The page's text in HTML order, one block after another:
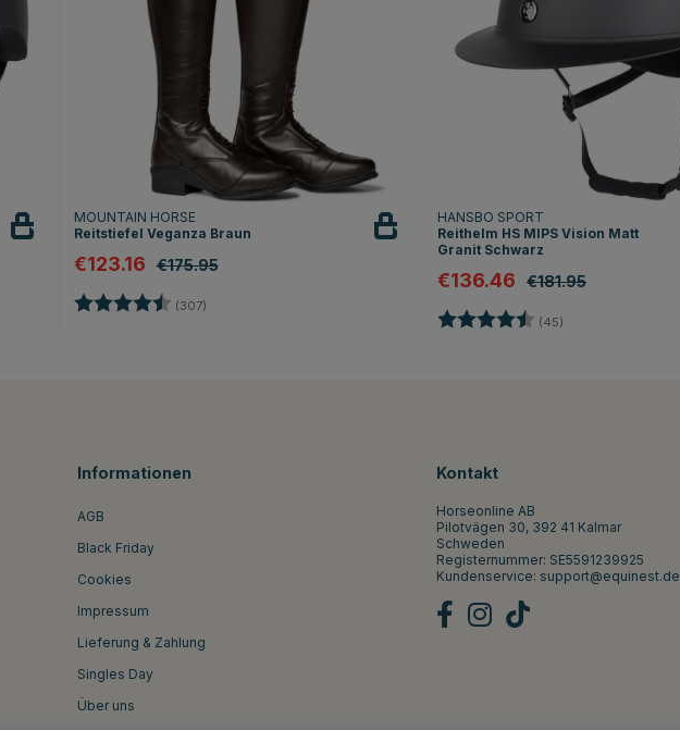
MOUNTAIN HORSE
Reitstiefel Veganza Braun
€123.16 €175.95
Bewertung: (307)
HANSBO SPORT
Reithelm HS MIPS Vision Matt
Granit Schwarz
€136.46 €181.95
Bewertung: (45)
Informationen
AGB
Black Friday
Cookies
Impressum
Lieferung & Zahlung
Singles Day
Über uns
Kontakt
Horseonline AB
Pilotvägen 30, 392 41 Kalmar
Schweden
Registernummer: SE5591239925
Kundenservice: support@equinest.de